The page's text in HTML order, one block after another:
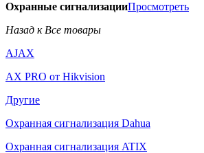
Охранные сигнализацииПросмотреть
Назад к Все товары
AJAX
AX PRO от Hikvision
Другие
Охранная сигнализация Dahua
Охранная сигнализация ATIX